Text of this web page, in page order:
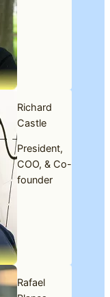
Richard
Castle
President,
COO, & Co-
founder
Rafael